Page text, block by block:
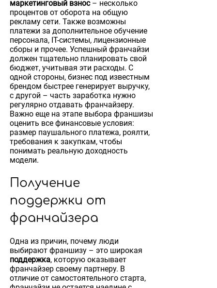
маркетинговый взнос– несколько
процентов от оборота на общую
рекламу сети. Также возможны
платежи за дополнительное обучение
персонала, IT-системы, лицензионные
сборы и прочее. Успешный франчайзи
должен тщательно планировать свой
бюджет, учитывая эти расходы. С
одной стороны, бизнес под известным
брендом быстрее генерирует выручку,
с другой – часть заработка нужно
регулярно отдавать франчайзеру.
Важно еще на этапе выбора франшизы
оценить все финансовые условия:
размер паушального платежа, роялти,
требования к закупкам, чтобы
понимать реальную доходность
модели.
Получение
поддержки от
франчайзера
Одна из причин, почему люди
выбирают франшизу – это широкая
поддержка, которую оказывает
франчайзер своему партнеру. В
отличие от самостоятельного старта,